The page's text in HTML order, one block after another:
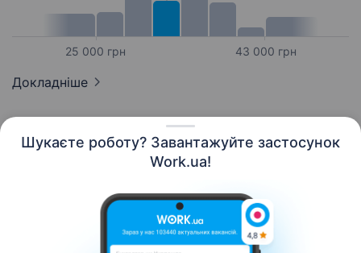
Шукаєте роботу? Завантажуйте застосунок
Work.ua!
25 000 грн 43 000 грн
Докладніше